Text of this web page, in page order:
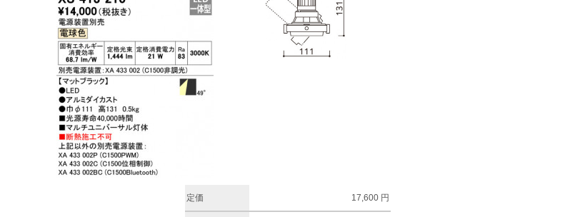
定価 17,600 円